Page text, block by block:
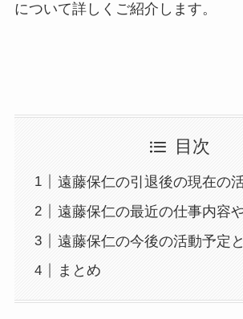
について詳しくご紹介します。
目次
遠藤保仁の引退後の現在の
遠藤保仁の最近の仕事内容
遠藤保仁の今後の活動予定
まとめ